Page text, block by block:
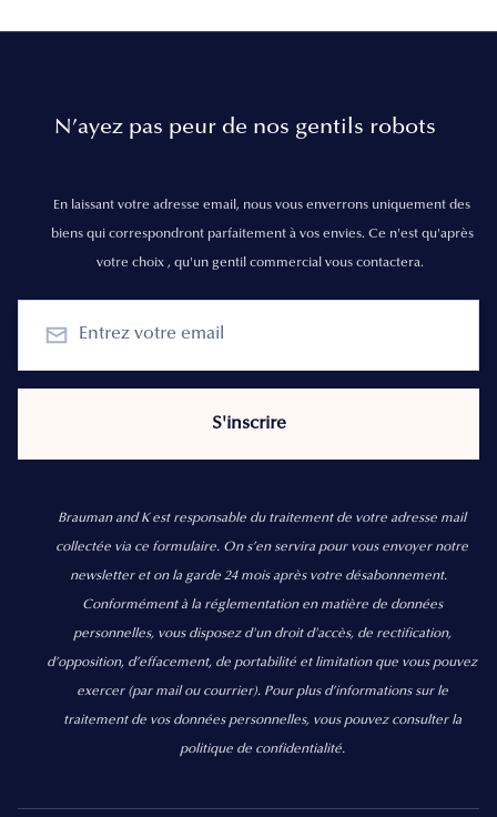
N’ayez pas peur de nos gentils robots
En laissant votre adresse email, nous vous enverrons uniquement des
biens qui correspondront parfaitement à vos envies. Ce n'est qu'après
votre choix , qu'un gentil commercial vous contactera.
Brauman and K est responsable du traitement de votre adresse mail
collectée via ce formulaire. On s’en servira pour vous envoyer notre
newsletter et on la garde 24 mois après votre désabonnement.
Conformément à la réglementation en matière de données
personnelles, vous disposez d'un droit d'accès, de rectification,
d’opposition, d’effacement, de portabilité et limitation que vous pouvez
exercer (par mail ou courrier). Pour plus d’informations sur le
traitement de vos données personnelles, vous pouvez consulter la
politique de confidentialité.